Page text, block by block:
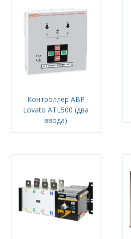
Контроллер АВР
Lovato ATL500 (два
ввода)